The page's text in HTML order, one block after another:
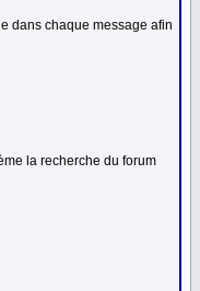
dans chaque message afin
la recherche du forum